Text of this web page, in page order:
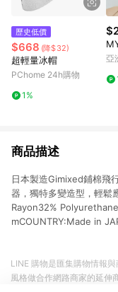
歷史低價
$668 (降$32)
超輕量冰帽
PChome 24h購物
1%
亞
商品描述
日本製造Gimixed鋪棉飛
器，獨特多變造型，輕鬆
Rayon32%
mCOUNTRY:Made in
LINE 購物是匯集購物情報
風格做合作網路商家的延伸